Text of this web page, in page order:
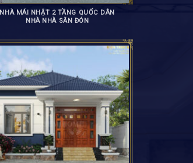
NHÀ MÁI NHẬT 2 TẦNG QUỐC DÂN
NHÀ NHÀ SĂN ĐÓN